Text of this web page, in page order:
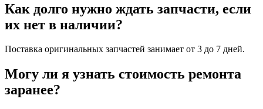
Как долго нужно ждать запчасти, если
их нет в наличии?
Поставка оригинальных запчастей занимает от 3 до 7 дней.
Могу ли я узнать стоимость ремонта
заранее?